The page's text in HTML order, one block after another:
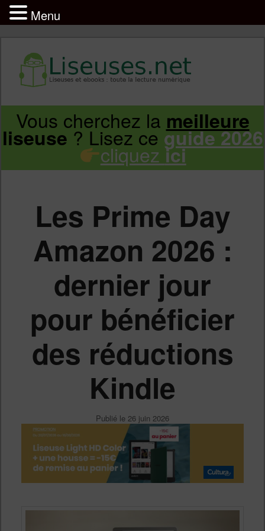
Infos sur les liseuses Kindle, Kobo,
Vivlio, Pocketbook
Aller
principal
Aller
secondaire
Vous cherchez la meilleure
liseuse? Lisez ceguide 2026
cliquez ici
Les Prime Day
Amazon 2026 :
dernier jour
pour bénéficier
des réductions
Kindle
Publié le 26 juin 2026
Menu